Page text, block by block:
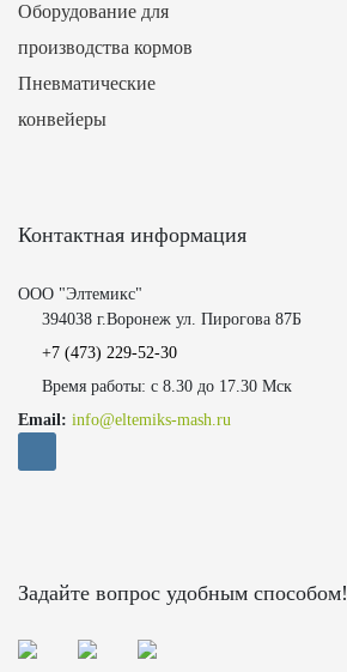
Оборудование для
производства кормов
Пневматические
конвейеры
Контактная информация
ООО "Элтемикс"
394038 г.Воронеж ул. Пирогова 87Б
+7 (473) 229-52-30
Время работы: с 8.30 до 17.30 Мск
Email: info@eltemiks-mash.ru
Задайте вопрос удобным способом!